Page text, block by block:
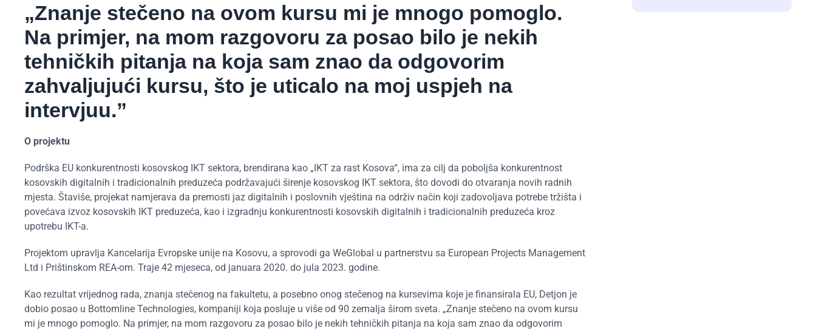
„Znanje stečeno na ovom kursu mi je mnogo pomoglo.
Na primjer, na mom razgovoru za posao bilo je nekih
tehničkih pitanja na koja sam znao da odgovorim
zahvaljujući kursu, što je uticalo na moj uspjeh na
intervjuu.”
O projektu
Podrška EU konkurentnosti kosovskog IKT sektora, brendirana kao „IKT za rast Kosova“, ima za cilj da poboljša konkurentnost
kosovskih digitalnih i tradicionalnih preduzeća podržavajući širenje kosovskog IKT sektora, što dovodi do otvaranja novih radnih
mjesta. Štaviše, projekat namjerava da premosti jaz digitalnih i poslovnih vještina na održiv način koji zadovoljava potrebe tržišta i
povećava izvoz kosovskih IKT preduzeća, kao i izgradnju konkurentnosti kosovskih digitalnih i tradicionalnih preduzeća kroz
upotrebu IKT-a.
Projektom upravlja Kancelarija Evropske unije na Kosovu, a sprovodi ga WeGlobal u partnerstvu sa European Projects Management
Ltd i Prištinskom REA-om. Traje 42 mjeseca, od januara 2020. do jula 2023. godine.
Kao rezultat vrijednog rada, znanja stečenog na fakultetu, a posebno onog stečenog na kursevima koje je finansirala EU, Detjon je
dobio posao u Bottomline Technologies, kompaniji koja posluje u više od 90 zemalja širom sveta. „Znanje stečeno na ovom kursu
mi je mnogo pomoglo. Na primjer, na mom razgovoru za posao bilo je nekih tehničkih pitanja na koja sam znao da odgovorim